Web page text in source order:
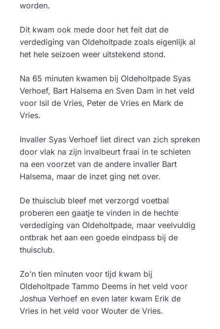
worden.
Dit kwam ook mede door het feit dat de
verdediging van Oldeholtpade zoals eigenlijk al
het hele seizoen weer uitstekend stond.
Na 65 minuten kwamen bij Oldeholtpade Syas
Verhoef, Bart Halsema en Sven Dam in het veld
voor Isil de Vries, Peter de Vries en Mark de
Vries.
Invaller Syas Verhoef liet direct van zich spreken
door vlak na zijn invalbeurt fraai in te schieten
na een voorzet van de andere invaller Bart
Halsema, maar de inzet ging net over.
De thuisclub bleef met verzorgd voetbal
proberen een gaatje te vinden in de hechte
verdediging van Oldeholtpade, maar veelvuldig
ontbrak het aan een goede eindpass bij de
thuisclub.
Zo’n tien minuten voor tijd kwam bij
Oldeholtpade Tammo Deems in het veld voor
Joshua Verhoef en even later kwam Erik de
Vries in het veld voor Wouter de Vries.